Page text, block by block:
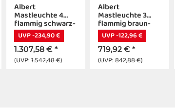
Albert
Mastleuchte 4
flammig schwarz-
silber Typ 2056
UVP -234,90 €
1.307,58 € *
(UVP:1.542,48 €)
Albert
Mastleuchte 3
flammig braun-
messing 652099
UVP -122,96 €
719,92 € *
(UVP:842,88 €)